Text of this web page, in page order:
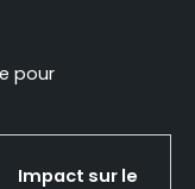
pour
Impact sur le